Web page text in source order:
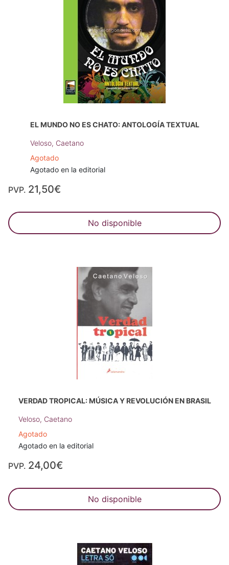
EL MUNDO NO ES CHATO: ANTOLOGÍA TEXTUAL
Veloso, Caetano
Agotado
Agotado en la editorial
PVP. 21,50€
No disponible
VERDAD TROPICAL: MÚSICA Y REVOLUCIÓN EN BRASIL
Veloso, Caetano
Agotado
Agotado en la editorial
PVP. 24,00€
No disponible